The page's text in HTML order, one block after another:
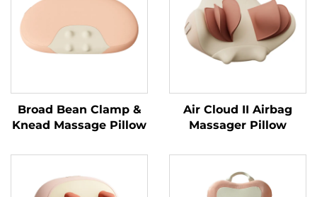
Broad Bean Clamp &
Knead Massage Pillow
Air Cloud II Airbag
Massager Pillow